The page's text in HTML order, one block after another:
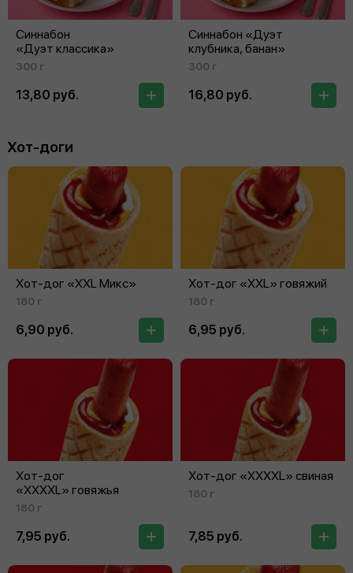
Синнабон
«Дуэт классика»
300 г
13,80 руб.
Синнабон «Дуэт
клубника, банан»
300 г
16,80 руб.
Хот-доги
Хот-дог «XXL Микс»
180 г
6,90 руб.
Хот-дог «XXL» говяжий
180 г
6,95 руб.
Хот-дог
«XXXXL» говяжья
180 г
7,95 руб.
Хот-дог «XXXXL» свиная
180 г
7,85 руб.